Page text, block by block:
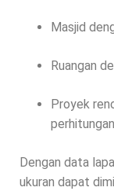
Masjid
Ruangan
Proyek
Dengan data
ukuran dapat